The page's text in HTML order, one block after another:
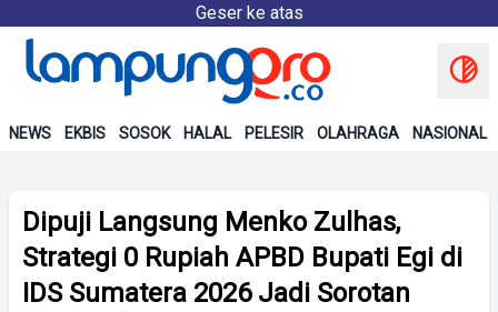
Geser ke atas
NEWS EKBIS SOSOK HALAL PELESIR OLAHRAGA NASIONAL
Dipuji Langsung Menko Zulhas,
Strategi 0 Rupiah APBD Bupati Egi di
IDS Sumatera 2026 Jadi Sorotan